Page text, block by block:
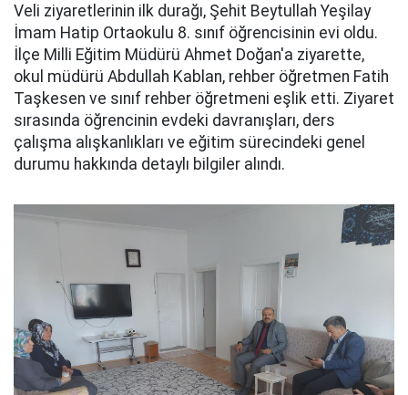
Veli ziyaretlerinin ilk durağı, Şehit Beytullah Yeşilay
İmam Hatip Ortaokulu 8. sınıf öğrencisinin evi oldu.
İlçe Milli Eğitim Müdürü Ahmet Doğan'a ziyarette,
okul müdürü Abdullah Kablan, rehber öğretmen Fatih
Taşkesen ve sınıf rehber öğretmeni eşlik etti. Ziyaret
sırasında öğrencinin evdeki davranışları, ders
çalışma alışkanlıkları ve eğitim sürecindeki genel
durumu hakkında detaylı bilgiler alındı.